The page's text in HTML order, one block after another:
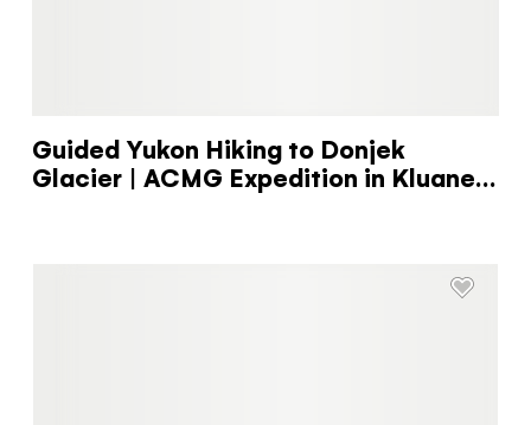
Guided Yukon Hiking to Donjek
Glacier | ACMG Expedition in Kluane